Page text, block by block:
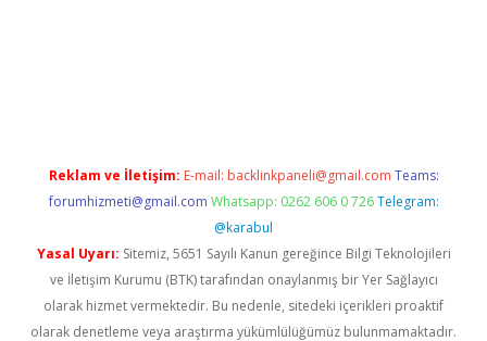
Reklam ve İletişim: E-mail: backlinkpaneli@gmail.com Teams:
forumhizmeti@gmail.com Whatsapp: 0262 606 0 726 Telegram:
@karabul
Yasal Uyarı: Sitemiz, 5651 Sayılı Kanun gereğince Bilgi Teknolojileri
ve İletişim Kurumu (BTK) tarafından onaylanmış bir Yer Sağlayıcı
olarak hizmet vermektedir. Bu nedenle, sitedeki içerikleri proaktif
olarak denetleme veya araştırma yükümlülüğümüz bulunmamaktadır.